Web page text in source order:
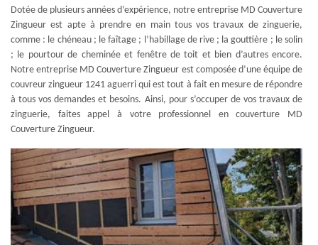
Dotée de plusieurs années d’expérience, notre entreprise MD Couverture
Zingueur est apte à prendre en main tous vos travaux de zinguerie,
comme : le chéneau ; le faîtage ; l’habillage de rive ; la gouttière ; le solin
; le pourtour de cheminée et fenêtre de toit et bien d’autres encore.
Notre entreprise MD Couverture Zingueur est composée d’une équipe de
couvreur zingueur 1241 aguerri qui est tout à fait en mesure de répondre
à tous vos demandes et besoins. Ainsi, pour s’occuper de vos travaux de
zinguerie, faites appel à votre professionnel en couverture MD
Couverture Zingueur.